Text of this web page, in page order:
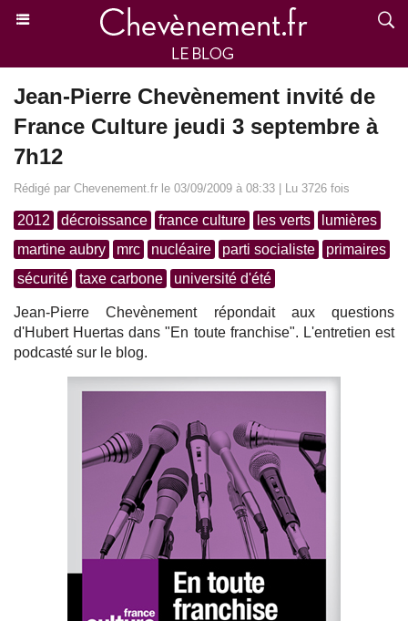
Jean-Pierre Chevènement invité de
France Culture jeudi 3 septembre à
7h12
Rédigé par Chevenement.fr le 03/09/2009 à 08:33 | Lu 3726 fois
2012 décroissance france culture les verts
lumières
martine aubry
mrc nucléaire parti socialiste
primaires
sécurité
taxe carbone université d'été
Jean-Pierre Chevènement répondait aux questions
d'Hubert Huertas dans "En toute franchise". L'entretien est
podcasté sur le blog.